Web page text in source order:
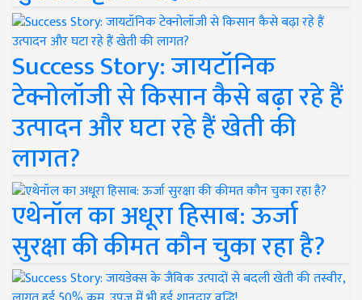
Success Story: जायटॉनिक
टेक्नोलॉजी से किसान कैसे बढ़ा रहे हैं
उत्पादन और घटा रहे हैं खेती की
लागत?
एथेनॉल का अधूरा हिसाब: ऊर्जा
सुरक्षा की कीमत कौन चुका रहा है?